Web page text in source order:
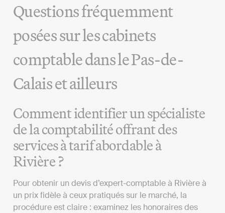
Questions fréquemment
posées sur les cabinets
comptable dans le Pas-de-
Calais et ailleurs
Comment identifier un spécialiste
de la comptabilité offrant des
services à tarif abordable à
Rivière ?
Pour obtenir un devis d’expert-comptable à Rivière à
un prix fidèle à ceux pratiqués sur le marché, la
procédure est claire : examinez les honoraires des